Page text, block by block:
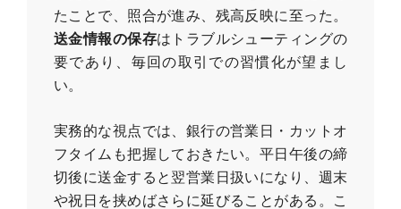
たことで、照合が進み、残高反映に至った。
送金情報の保存はトラブルシューティングの
要であり、毎回の取引での習慣化が望まし
い。
実務的な視点では、銀行の営業日・カットオ
フタイムも把握しておきたい。平日午後の締
切後に送金すると翌営業日扱いになり、週末
や祝日を挟めばさらに延びることがある。こ